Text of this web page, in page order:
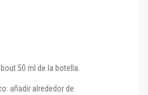
50 ml de la botella.
añadir alrededor de